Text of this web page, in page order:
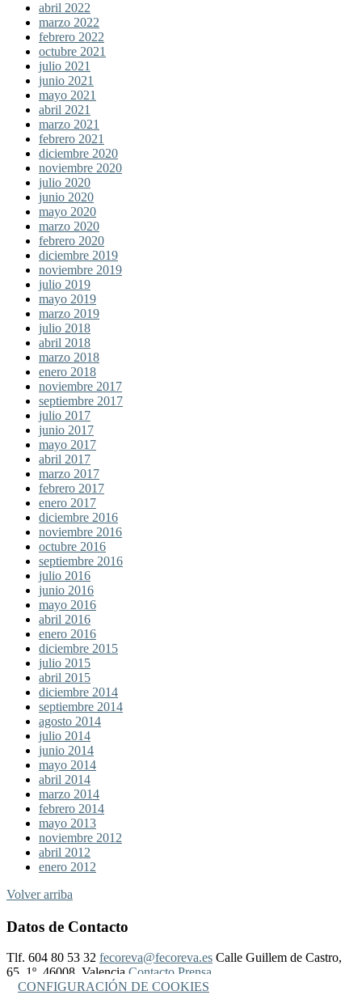
abril 2022
marzo 2022
febrero 2022
octubre 2021
julio 2021
junio 2021
mayo 2021
abril 2021
marzo 2021
febrero 2021
diciembre 2020
noviembre 2020
julio 2020
junio 2020
mayo 2020
marzo 2020
febrero 2020
diciembre 2019
noviembre 2019
julio 2019
mayo 2019
marzo 2019
julio 2018
abril 2018
marzo 2018
enero 2018
noviembre 2017
septiembre 2017
julio 2017
junio 2017
mayo 2017
abril 2017
marzo 2017
febrero 2017
enero 2017
diciembre 2016
noviembre 2016
octubre 2016
septiembre 2016
julio 2016
junio 2016
mayo 2016
abril 2016
enero 2016
diciembre 2015
julio 2015
abril 2015
diciembre 2014
septiembre 2014
agosto 2014
julio 2014
junio 2014
mayo 2014
abril 2014
marzo 2014
febrero 2014
mayo 2013
noviembre 2012
abril 2012
enero 2012
Volver arriba
Datos de Contacto
Tlf. 604 80 53 32 fecoreva@fecoreva.es Calle Guillem de Castro,
65, 1º, 46008, Valencia Contacto Prensa
CONFIGURACIÓN DE COOKIES